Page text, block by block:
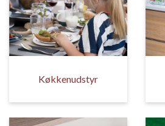
Køkkenudstyr